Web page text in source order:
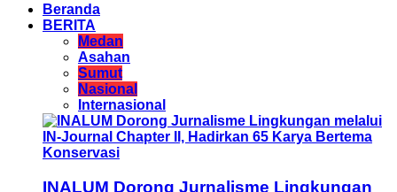
Beranda
BERITA
Medan
Asahan
Sumut
Nasional
Internasional
INALUM Dorong Jurnalisme Lingkungan